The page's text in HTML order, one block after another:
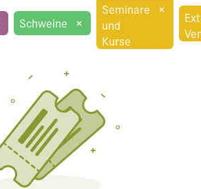
Schweine ×
Seminare
und
Kurse
×